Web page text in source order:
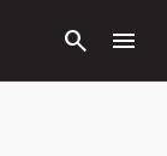
search menu